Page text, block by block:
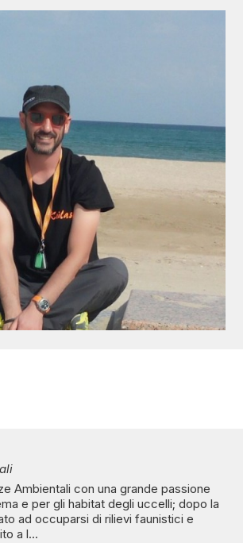
Ambientali con una grande passione
e per gli habitat degli uccelli; dopo la
ad occuparsi di rilievi faunistici e
a l...